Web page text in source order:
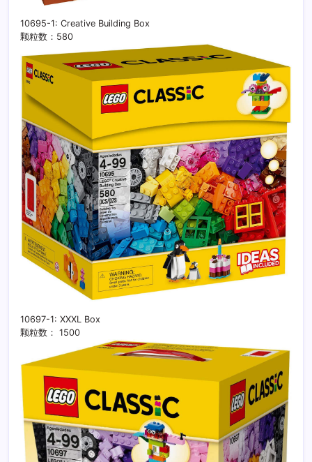
10695-1: Creative Building Box
颗粒数：580
10697-1: XXXL Box
颗粒数： 1500